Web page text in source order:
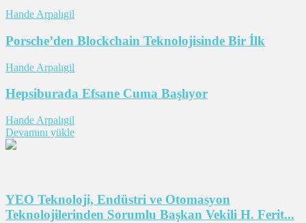
Hande Arpalıgil
Porsche’den Blockchain Teknolojisinde Bir İlk
Hande Arpalıgil
Hepsiburada Efsane Cuma Başlıyor
Hande Arpalıgil
Devamını yükle
YEO Teknoloji, Endüstri ve Otomasyon
Teknolojilerinden Sorumlu Başkan Vekili H. Ferit...